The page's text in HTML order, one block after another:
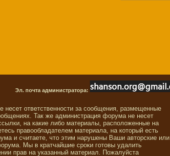
Эл. почта администратора:
ответственности за сообщения, размещенные
Так же администрация форума не несет
на какие либо материалы, расположенные на
правообладателем материала, на который есть
и считаете, что этим нарушены Ваши авторские или
Мы в кратчайшие сроки готовы удалить
прав на указанный материал. Пожалуйста